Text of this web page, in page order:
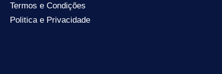
Termos e Condições
Politica e Privacidade